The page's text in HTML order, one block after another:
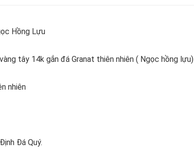
Hồng Lựu
tây 14k gắn đá Granat thiên nhiên ( Ngọc hồng lựu)
nhiên
Đá Quý.